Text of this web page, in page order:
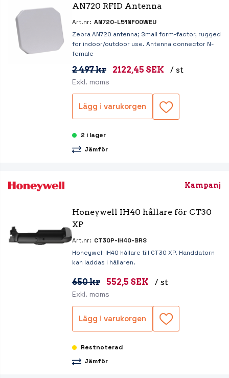
AN720 RFID Antenna
Art.nr: AN720-L51NF00WEU
Zebra AN720 antenna; Small form-factor, rugged
for indoor/outdoor use. Antenna connector N-
female
2 497 kr 2122,45 SEK / st
Exkl. moms
Lägg i varukorgen
2 i lager
Jämför
Kampanj
Honeywell IH40 hållare för CT30
XP
Art.nr: CT30P-IH40-BRS
Honeywell IH40 hållare till CT30 XP. Handdatorn
kan laddas i hållaren.
650 kr 552,5 SEK / st
Exkl. moms
Lägg i varukorgen
Restnoterad
Jämför